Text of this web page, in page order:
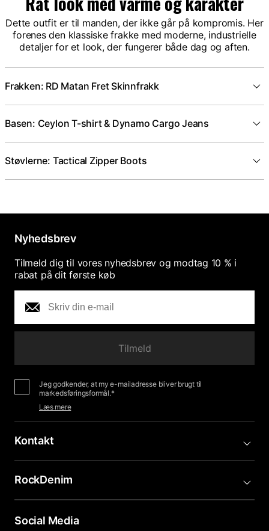
Dette outfit er til manden, der ikke går på kompromis. Her
forenes den klassiske frakke med moderne, industrielle
detaljer for et look, der fungerer både dag og aften.
Frakken: RD Matan Fret Skinnfrakk
Basen: Ceylon T-shirt & Dynamo Cargo Jeans
Støvlerne: Tactical Zipper Boots
Nyhedsbrev
Tilmeld dig til vores nyhedsbrev og modtag 10 % i
rabat på dit første køb
Tilmeld
Jeg godkender, at my e-mailadresse bliver brugt til
markedsføringsformål.*
Læs mere
Kontakt
RockDenim
Social Media